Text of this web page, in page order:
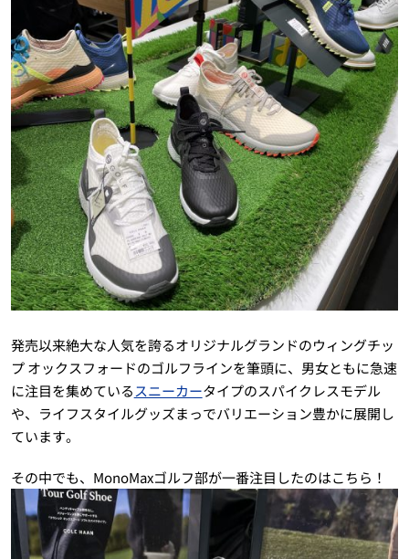
発売以来絶大な人気を誇るオリジナルグランドのウィングチッ
プ オックスフォードのゴルフラインを筆頭に、男女ともに急速
に注目を集めているスニーカータイプのスパイクレスモデル
や、ライフスタイルグッズまっでバリエーション豊かに展開し
ています。
その中でも、MonoMaxゴルフ部が一番注目したのはこちら！